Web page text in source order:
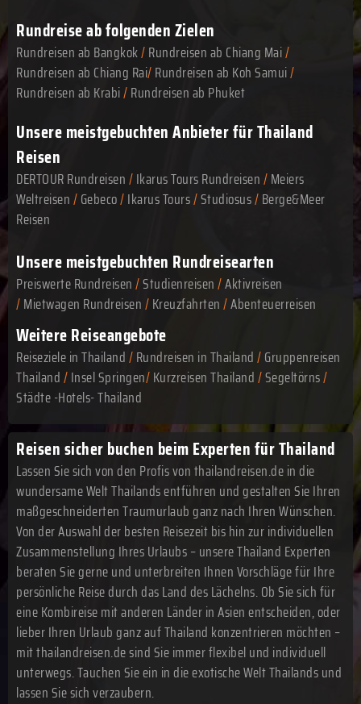
Rundreise ab folgenden Zielen
Rundreisen ab Bangkok/Rundreisen ab Chiang Mai/
Rundreisen ab Chiang Rai/Rundreisen ab Koh Samui/
Rundreisen ab Krabi/Rundreisen ab Phuket
Unsere meistgebuchten Anbieter für Thailand
Reisen
DERTOUR Rundreisen/Ikarus Tours Rundreisen/Meiers
Weltreisen/Gebeco/Ikarus Tours/Studiosus/Berge&Meer
Reisen
Unsere meistgebuchten Rundreisearten
Preiswerte Rundreisen/Studienreisen/Aktivreisen
/Mietwagen Rundreisen/Kreuzfahrten/Abenteuerreisen
Weitere Reiseangebote
Reiseziele in Thailand/Rundreisen in Thailand/Gruppenreisen
Thailand/Insel Springen/Kurzreisen Thailand/Segeltörns/
Städte -Hotels- Thailand
Reisen sicher buchen beim Experten für Thailand
Lassen Sie sich von den Profis von thailandreisen.de in die
wundersame Welt Thailands entführen und gestalten Sie Ihren
maßgeschneiderten Traumurlaub ganz nach Ihren Wünschen.
Von der Auswahl der besten Reisezeit bis hin zur individuellen
Zusammenstellung Ihres Urlaubs – unsere Thailand Experten
beraten Sie gerne und unterbreiten Ihnen Vorschläge für Ihre
persönliche Reise durch das Land des Lächelns. Ob Sie sich für
eine Kombireise mit anderen Länder in Asien entscheiden, oder
lieber Ihren Urlaub ganz auf Thailand konzentrieren möchten –
mit thailandreisen.de sind Sie immer flexibel und individuell
unterwegs. Tauchen Sie ein in die exotische Welt Thailands und
lassen Sie sich verzaubern.